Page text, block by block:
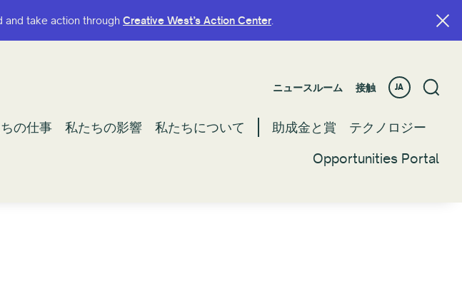
and take action through Creative West’s Action Center.
ニュースルーム 接触 JA
の仕事 私たちの影響 私たちについて 助成金と賞
テクノロジー
Opportunities Portal
and take action through Creative West’s Action Center.
ニュースルーム 接触 JA
の仕事 私たちの影響 私たちについて 助成金と賞
テクノロジー
Opportunities Portal